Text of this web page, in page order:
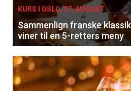
KURS I OSLO, 27. AUGUST
Sammenlign franske
viner til en 5-retters meny